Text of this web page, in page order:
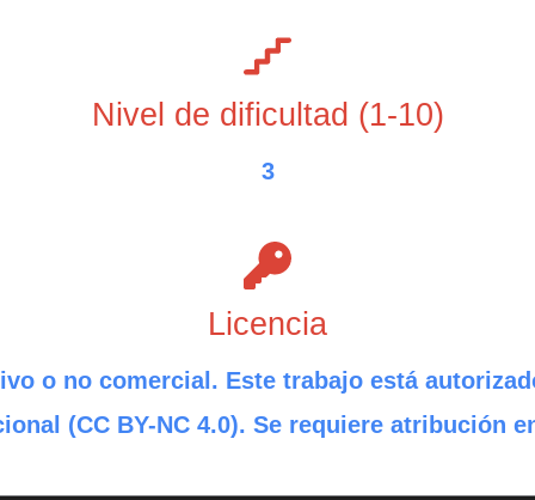
Nivel de dificultad (1-10)
3
Licencia
o no comercial. Este trabajo está
(CC BY-NC 4.0). Se requiere atribución